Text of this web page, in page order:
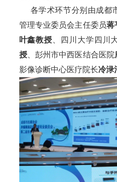
各学术环节分别由成都
管理专业委员会主任委员蒋
叶鑫教授 、四川大学四川
授、彭州市中西医结合医院
影像诊断中心医疗院长冷渌